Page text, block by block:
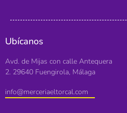
Ubícanos
Avd. de Mijas con calle Antequera
2. 29640 Fuengirola, Málaga
info@merceriaeltorcal.com